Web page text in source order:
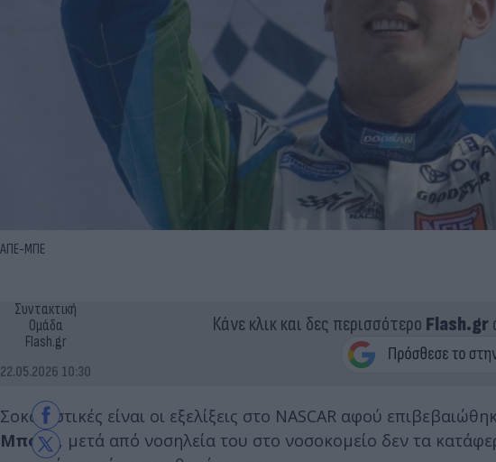
ΑΠΕ-ΜΠΕ
Συντακτική
Ομάδα
Flash.gr
22.05.2026 10:30
Κάνε κλικ και δες περισσότερο Flash.gr
Σοκαριστικές είναι οι εξελίξεις στο NASCAR αφού
Μπους, μετά από νοσηλεία του στο νοσοκομείο δεν τα